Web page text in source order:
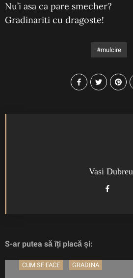
Nu’i asa ca pare smecher?
Gradinariti cu dragoste!
mulcire
Vasi Dubreu
S-ar putea să îți placă și:
CUM SE FACE GRADINA